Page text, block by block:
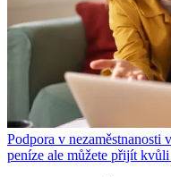
Podpora v nezaměstnanosti
peníze ale můžete přijít